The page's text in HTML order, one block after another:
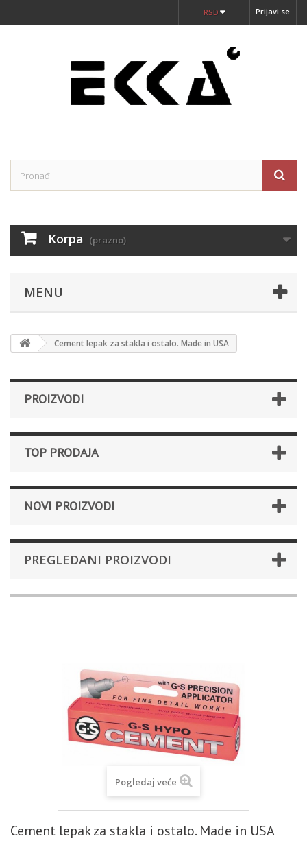
Prijavi se
RSD
Korpa (prazno)
MENU
Cement lepak za stakla i ostalo. Made in USA
PROIZVODI
TOP PRODAJA
NOVI PROIZVODI
PREGLEDANI PROIZVODI
Pogledaj veće
Cement lepak za stakla i ostalo. Made in USA